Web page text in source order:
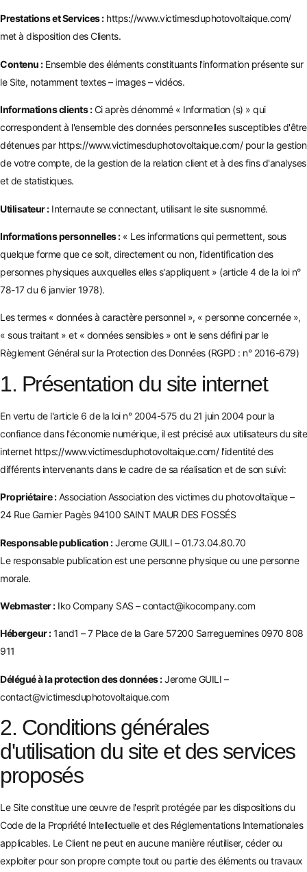
Prestations et Services : https://www.victimesduphotovoltaique.com/
met à disposition des Clients.
Contenu :Ensemble des éléments constituants l'information présente sur
le Site, notamment textes – images – vidéos.
Informations clients :Ci après dénommé « Information (s) » qui
correspondent à l'ensemble des données personnelles susceptibles d'être
détenues par https://www.victimesduphotovoltaique.com/pour la gestion
de votre compte, de la gestion de la relation client et à des fins d'analyses
et de statistiques.
Utilisateur :Internaute se connectant, utilisant le site susnommé.
Informations personnelles :« Les informations qui permettent, sous
quelque forme que ce soit, directement ou non, l'identification des
personnes physiques auxquelles elles s'appliquent » (article 4 de la loi n°
78-17 du 6 janvier 1978).
Les termes « données à caractère personnel », « personne concernée »,
« sous traitant » et « données sensibles » ont le sens défini par le
Règlement Général sur la Protection des Données (RGPD : n° 2016-679)
1. Présentation du site internet
En vertu de l'article 6 de la loi n° 2004-575 du 21 juin 2004 pour la
confiance dans l'économie numérique, il est précisé aux utilisateurs du site
internet https://www.victimesduphotovoltaique.com/l'identité des
différents intervenants dans le cadre de sa réalisation et de son suivi:
Propriétaire :Association Association des victimes du photovoltaïque –
24 Rue Garnier Pagès 94100 SAINT MAUR DES FOSSÉS
Responsable publication :Jerome GUILI – 01.73.04.80.70
Le responsable publication est une personne physique ou une personne
morale.
Webmaster :Iko Company SAS – contact@ikocompany.com
Hébergeur :1and1 – 7 Place de la Gare 57200 Sarreguemines 0970 808
911
Délégué à la protection des données :Jerome GUILI –
contact@victimesduphotovoltaique.com
2. Conditions générales
d'utilisation du site et des services
proposés
Le Site constitue une œuvre de l'esprit protégée par les dispositions du
Code de la Propriété Intellectuelle et des Réglementations Internationales
applicables. Le Client ne peut en aucune manière réutiliser, céder ou
exploiter pour son propre compte tout ou partie des éléments ou travaux